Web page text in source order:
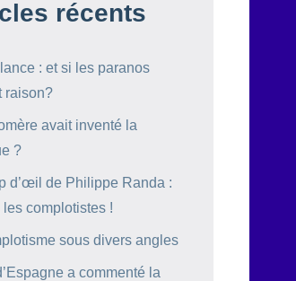
récents
: et si les paranos
raison?
avait inventé la
?
d’œil de Philippe Randa :
les complotistes !
sous divers angles
a commenté la